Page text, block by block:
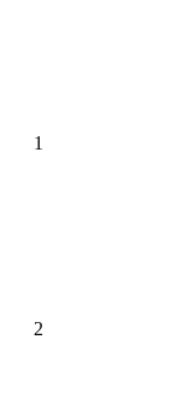
1
2